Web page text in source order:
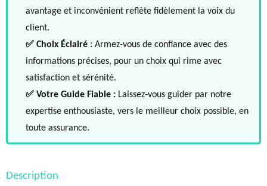
avantage et inconvénient reflète fidèlement la voix du
client.
✅ Choix Éclairé : Armez-vous de confiance avec des
informations précises, pour un choix qui rime avec
satisfaction et sérénité.
✅ Votre Guide Fiable : Laissez-vous guider par notre
expertise enthousiaste, vers le meilleur choix possible, en
toute assurance.
Description